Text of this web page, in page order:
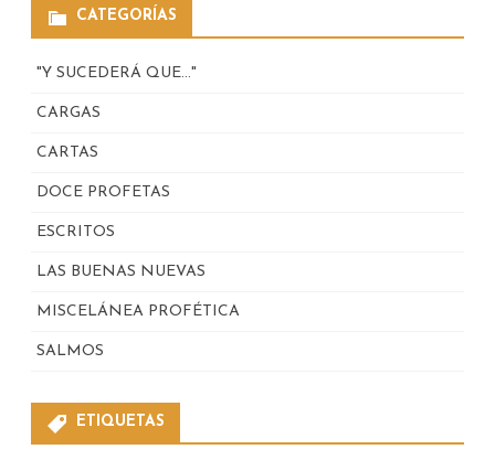
CATEGORÍAS
"Y SUCEDERÁ QUE…"
CARGAS
CARTAS
DOCE PROFETAS
ESCRITOS
LAS BUENAS NUEVAS
MISCELÁNEA PROFÉTICA
SALMOS
ETIQUETAS